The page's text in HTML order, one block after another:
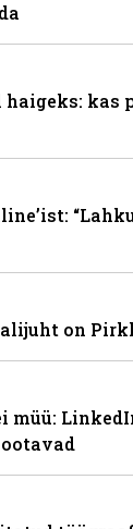
kas
on
müü: